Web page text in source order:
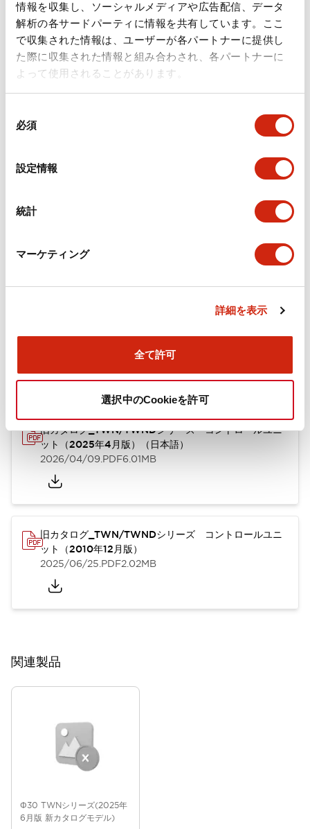
情報を収集し、ソーシャルメディアや広告配信、データ
解析の各サードパーティに情報を共有しています。ここ
で収集された情報は、ユーザーが各パートナーに提供し
た際に収集された情報と組み合わされ、各パートナーに
よって使用されることがあります。
必須
設定情報
統計
マーケティング
詳細を表示
全て許可
選択中のCookieを許可
仕様 すべて展開
形状仕様
電気的仕様(照光部定格)
環境仕様
機能仕様
機械的仕様
カタログ CAD 規格・認証 技術文書
旧カタログ_TWN/TWNDシリーズ コントロールユニ
ット（2025年4月版）（日本語）
2026/04/09.PDF6.01MB
旧カタログ_TWN/TWNDシリーズ コントロールユニ
ット（2010年12月版）
2025/06/25.PDF2.02MB
関連製品
Φ30 TWNシリーズ(2025年
6月版 新カタログモデル)